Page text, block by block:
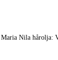
Nila hårolja: